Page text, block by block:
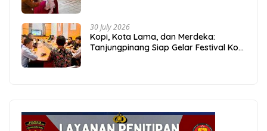
30 July 2026
Kopi, Kota Lama, dan Merdeka:
Tanjungpinang Siap Gelar Festival Kopi